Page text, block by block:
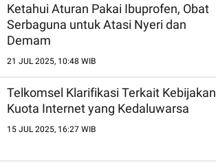
Ketahui Aturan Pakai Ibuprofen, Obat
Serbaguna untuk Atasi Nyeri dan
Demam
21 JUL 2025, 10:48 WIB
Telkomsel Klarifikasi Terkait Kebijakan
Kuota Internet yang Kedaluwarsa
15 JUL 2025, 16:27 WIB